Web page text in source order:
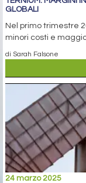
GLOBALI
Nel primo trimestre
minori costi e
di Sarah Falsone
24 marzo 2025